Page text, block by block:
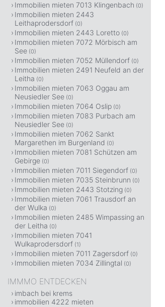
Immobilien mieten 7013 Klingenbach (0)
Immobilien mieten 2443
Leithaprodersdorf (0)
Immobilien mieten 2443 Loretto (0)
Immobilien mieten 7072 Mörbisch am
See (0)
Immobilien mieten 7052 Müllendorf (0)
Immobilien mieten 2491 Neufeld an der
Leitha (0)
Immobilien mieten 7063 Oggau am
Neusiedler See (0)
Immobilien mieten 7064 Oslip (0)
Immobilien mieten 7083 Purbach am
Neusiedler See (0)
Immobilien mieten 7062 Sankt
Margarethen im Burgenland (0)
Immobilien mieten 7081 Schützen am
Gebirge (0)
Immobilien mieten 7011 Siegendorf (0)
Immobilien mieten 7035 Steinbrunn (0)
Immobilien mieten 2443 Stotzing (0)
Immobilien mieten 7061 Trausdorf an
der Wulka (0)
Immobilien mieten 2485 Wimpassing an
der Leitha (0)
Immobilien mieten 7041
Wulkaprodersdorf (1)
Immobilien mieten 7011 Zagersdorf (0)
Immobilien mieten 7034 Zillingtal (0)
IMMMO ENTDECKEN
imbach bei krems
immobilien 4222 mieten